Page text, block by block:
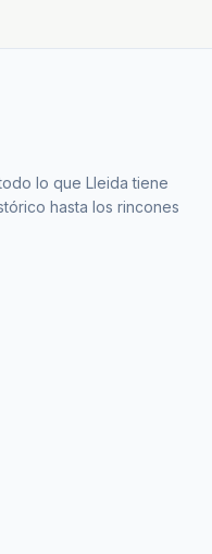
lo que Lleida tiene
hasta los rincones